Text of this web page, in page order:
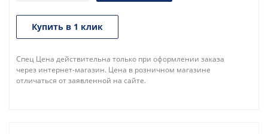
Купить в 1 клик
Спец Цена действительна только при оформлении заказа
через интернет-магазин. Цена в розничном магазине
отличаться от заявленной на сайте.